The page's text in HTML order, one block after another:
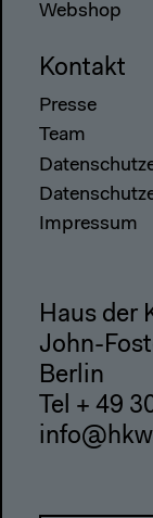
Webshop
Kontakt
Presse
Team
Impressum
Haus der
John-
Berlin
Tel + 49